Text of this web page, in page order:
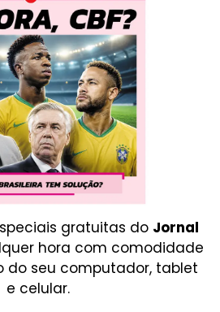
gratuitas do Jornal
hora com comodidade
do seu computador, tablet
e celular.